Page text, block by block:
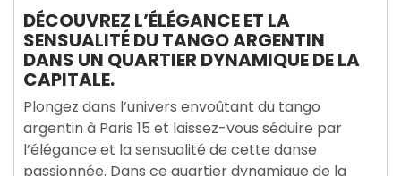
DÉCOUVREZ L’ÉLÉGANCE ET LA
SENSUALITÉ DU TANGO ARGENTIN
DANS UN QUARTIER DYNAMIQUE DE LA
CAPITALE.
Plongez dans l’univers envoûtant du tango
argentin à Paris 15 et laissez-vous séduire par
l’élégance et la sensualité de cette danse
passionnée. Dans ce quartier dynamique de la